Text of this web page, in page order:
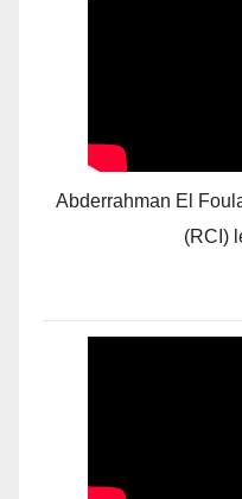
Abderrahman El
(RCI)